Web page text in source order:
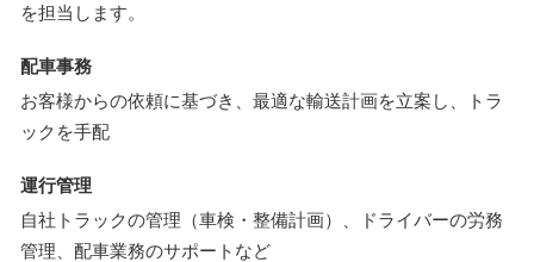
を担当します。
配車事務
お客様からの依頼に基づき、最適な輸送計画を立案し、トラ
ックを手配
運行管理
自社トラックの管理（車検・整備計画）、ドライバーの労務
管理、配車業務のサポートなど